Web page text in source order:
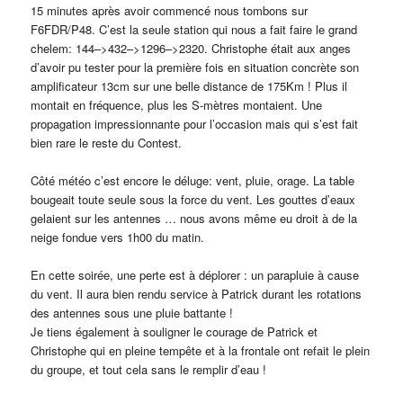
15 minutes après avoir commencé nous tombons sur
F6FDR/P48. C’est la seule station qui nous a fait faire le grand
chelem: 144–>432–>1296–>2320. Christophe était aux anges
d’avoir pu tester pour la première fois en situation concrète son
amplificateur 13cm sur une belle distance de 175Km ! Plus il
montait en fréquence, plus les S-mètres montaient. Une
propagation impressionnante pour l’occasion mais qui s’est fait
bien rare le reste du Contest.
Côté météo c’est encore le déluge: vent, pluie, orage. La table
bougeait toute seule sous la force du vent. Les gouttes d’eaux
gelaient sur les antennes … nous avons même eu droit à de la
neige fondue vers 1h00 du matin.
En cette soirée, une perte est à déplorer : un parapluie à cause
du vent. Il aura bien rendu service à Patrick durant les rotations
des antennes sous une pluie battante !
Je tiens également à souligner le courage de Patrick et
Christophe qui en pleine tempête et à la frontale ont refait le plein
du groupe, et tout cela sans le remplir d’eau !